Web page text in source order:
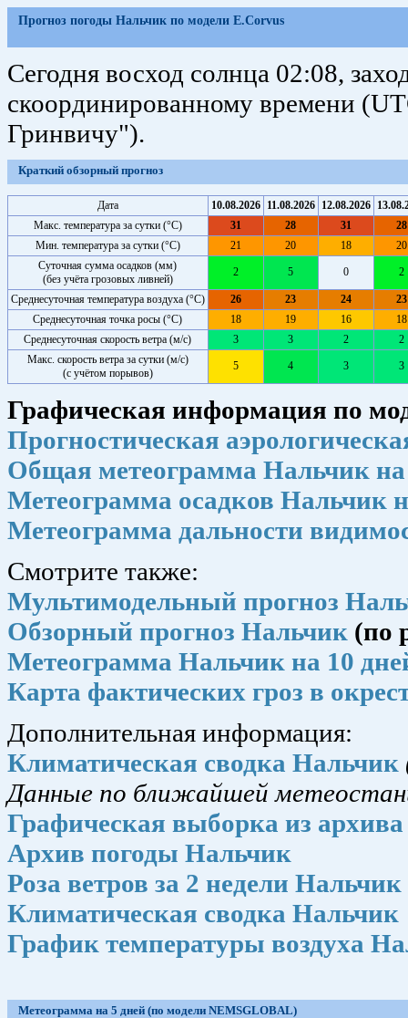
Прогноз погоды Нальчик по модели E.Corvus
Сегодня восход солнца 02:08,
скоординированному времени
Гринвичу").
Краткий обзорный прогноз
Дата 10.08.2026 11.08.2026 12.08.2026
Макс. температура за сутки (°C)
31 28 31
28
Мин. температура за сутки (°C)
21 20 18
20
Суточная сумма осадков (мм)
(без учёта грозовых ливней)
2 5 0 2
Среднесуточная температура воздуха (°C) 26 23 24
23
Среднесуточная точка росы (°C)
18 19 16
18
Среднесуточная скорость ветра (м/с)
3 3 2
2
Макс. скорость ветра за сутки (м/с)
(с учётом порывов)
5 4 3 3
Графическая информация по
Прогностическая
Общая метеограмма Нальчик на
Метеограмма осадков Нальчик
Метеограмма дальности
Смотрите также:
Мультимодельный прогноз
Обзорный прогноз Нальчик (по
Метеограмма Нальчик на 10
Карта фактических гроз в
Дополнительная информация:
Климатическая сводка Нальчик
Данные по ближайшей
Графическая выборка из
Архив погоды Нальчик
Роза ветров за 2 недели Нальчик
Климатическая сводка Нальчик
График температуры воздуха
Метеограмма на 5 дней (по модели NEMSGLOBAL)